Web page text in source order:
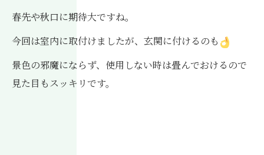
春先や秋口に期待大ですね。
今回は室内に取付けましたが、玄関に付けるのも
景色の邪魔にならず、使用しない時は畳んでおけるので
見た目もスッキリです。